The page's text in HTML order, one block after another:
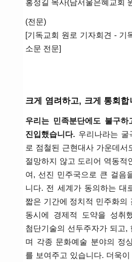
홍정길 목사(남서울은혜교회
(전문)
[기독교회 원로 기자회견 - 기
소문 전문]
크게 염려하고, 크게 통회합
우리는 민족분단에도 불구하
진입했습니다. 우리나라는 굴
로 점철된 근현대사 가운데서
절망하지 않고 도리어 역동적
여, 선진 민주국으로 큰 걸음
니다. 전 세계가 동의하는 대
짧은 기간에 정치적 민주화의
동시에 경제적 도약을 성취
첨단기술의 선두주자가 되고,
며 각종 문화예술 분야의 정
를 보여주고 있습니다. 더욱